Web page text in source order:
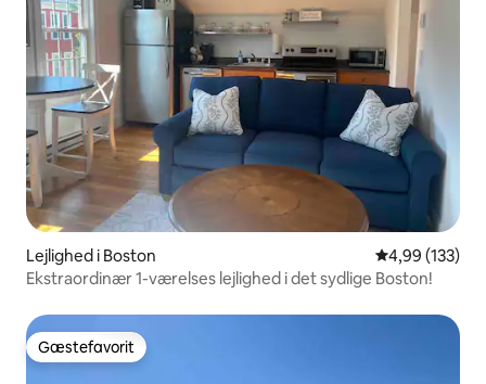
Lejlighed i Boston 4,99 ud af 5 i
4,99 (133)
Ekstraordinær 1-værelses lejlighed i det sydlige Boston!
Gæstefavorit
Gæstefavorit